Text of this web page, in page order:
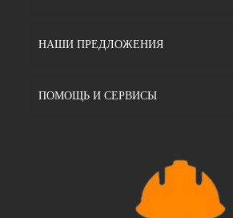
НАШИ ПРЕДЛОЖЕНИЯ
ПОМОЩЬ И СЕРВИСЫ